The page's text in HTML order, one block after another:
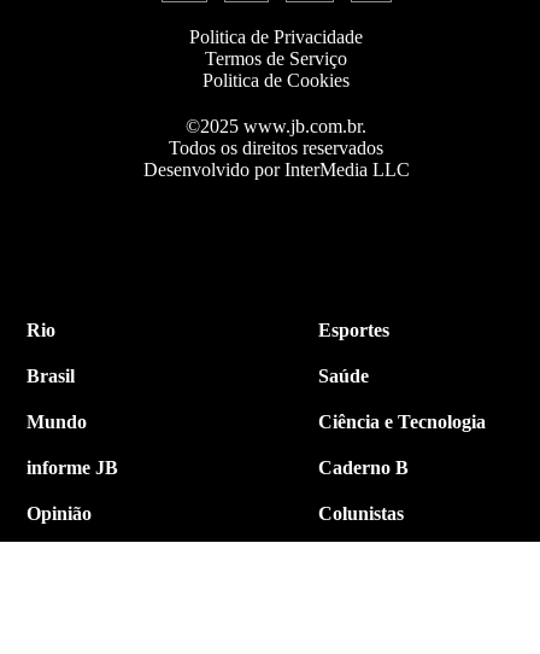
Politica de Privacidade
Termos de Serviço
Politica de Cookies
©2025 www.jb.com.br.
Todos os direitos reservados
Desenvolvido por InterMedia LLC
Rio
Brasil
Mundo
informe JB
Opinião
Esportes
Saúde
Ciência e Tecnologia
Caderno B
Colunistas